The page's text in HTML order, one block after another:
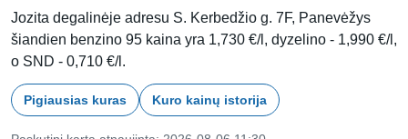
Jozita degalinėje adresu S. Kerbedžio g. 7F, Panevėžys
šiandien benzino 95 kaina yra 1,730 €/l, dyzelino - 1,990 €/l,
o SND - 0,710 €/l.
Pigiausias kuras Kuro kainų istorija